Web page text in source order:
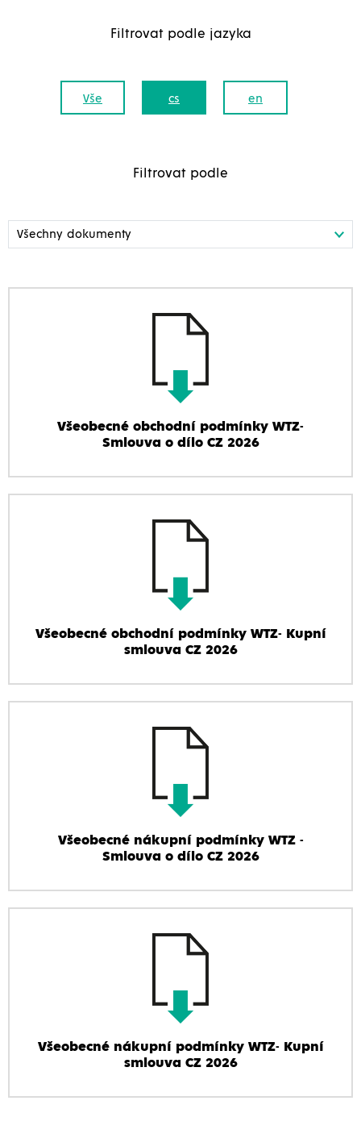
Filtrovat podle jazyka
Vše cs en
Filtrovat podle
Všeobecné obchodní podmínky WTZ-
Smlouva o dílo CZ 2026
Všeobecné obchodní podmínky WTZ- Kupní
smlouva CZ 2026
Všeobecné nákupní podmínky WTZ -
Smlouva o dílo CZ 2026
Všeobecné nákupní podmínky WTZ- Kupní
smlouva CZ 2026